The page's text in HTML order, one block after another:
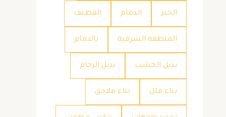
الخبر الدمام القطيف
المنطقة الشرقية بالدمام
بديل الخشب بديل الرخام
بناء فلل بناء ملاحق